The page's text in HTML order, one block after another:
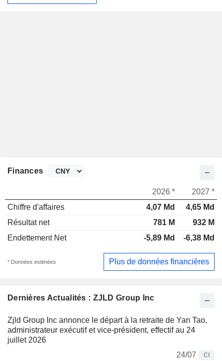
Dernières Actualités : ZJLD Group Inc
Zjld Group Inc annonce le départ à la retraite de Yan Tao,
administrateur exécutif et vice-président, effectif au 24
juillet 2026
24/07
CI
Finances
2026 *
2027 *
Chiffre d'affaires
4,07 Md
4,65 Md
Résultat net
781 M
932 M
Endettement Net
-5,89 Md -6,38 Md
* Données estimées Plus de données financières